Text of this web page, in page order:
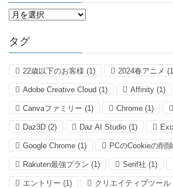
ー
ア
ー
イ
タグ
22歳以下のお客様 (1) 2024春アニメ
Adobe Creative Cloud (1) Affinity (1)
Canvaファミリー (1) Chrome (1)
Daz3D (2) Daz AI Studio (1)
Google Chrome (1) PCのCookieの削除
Rakuten最強プラン (1) Serif社 (1)
エントリー (1) クリエイティブツール